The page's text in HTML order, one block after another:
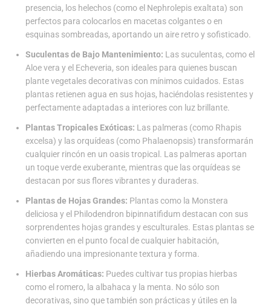
presencia, los helechos (como el Nephrolepis exaltata) son
perfectos para colocarlos en macetas colgantes o en
esquinas sombreadas, aportando un aire retro y sofisticado.
Suculentas de Bajo Mantenimiento: Las suculentas, como el
Aloe vera y el Echeveria, son ideales para quienes buscan
plante vegetales decorativas con mínimos cuidados. Estas
plantas retienen agua en sus hojas, haciéndolas resistentes y
perfectamente adaptadas a interiores con luz brillante.
Plantas Tropicales Exóticas: Las palmeras (como Rhapis
excelsa) y las orquídeas (como Phalaenopsis) transformarán
cualquier rincón en un oasis tropical. Las palmeras aportan
un toque verde exuberante, mientras que las orquídeas se
destacan por sus flores vibrantes y duraderas.
Plantas de Hojas Grandes: Plantas como la Monstera
deliciosa y el Philodendron bipinnatifidum destacan con sus
sorprendentes hojas grandes y esculturales. Estas plantas se
convierten en el punto focal de cualquier habitación,
añadiendo una impresionante textura y forma.
Hierbas Aromáticas: Puedes cultivar tus propias hierbas
como el romero, la albahaca y la menta. No sólo son
decorativas, sino que también son prácticas y útiles en la